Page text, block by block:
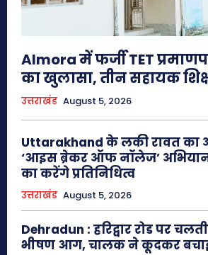
Almora में फर्जी TET
का खुलासा, तीन सहायक
उत्तराखंड August 5, 2026
Uttarakhand के लकी रावत का
‘आइस ब्रेकर ऑफ नॉलेज’
का करेंगे प्रतिनिधित्व
उत्तराखंड August 5, 2026
Dehradun : हरिद्वार रोड पर
भीषण आग, चालक ने कूदकर